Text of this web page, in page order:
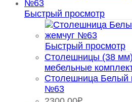
Быстрый просмотр
Быстрый просмотр
Столешницы (38 мм)
мебельные
Столешница Белый
№63